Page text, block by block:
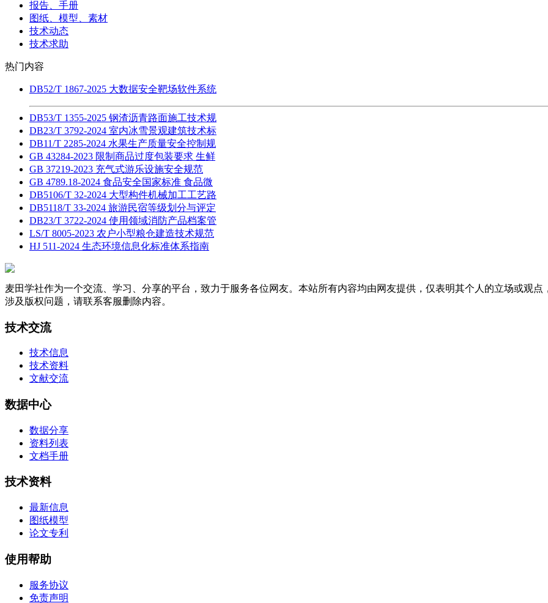
报告、手册
图纸、模型、素材
技术动态
技术求助
热门内容
DB52/T 1867-2025 大数据安全靶场软件系统
DB53/T 1355-2025 钢渣沥青路面施工技术规
DB23/T 3792-2024 室内冰雪景观建筑技术标
DB11/T 2285-2024 水果生产质量安全控制规
GB 43284-2023 限制商品过度包装要求 生鲜
GB 37219-2023 充气式游乐设施安全规范
GB 4789.18-2024 食品安全国家标准 食品微
DB5106/T 32-2024 大型构件机械加工工艺路
DB5118/T 33-2024 旅游民宿等级划分与评定
DB23/T 3722-2024 使用领域消防产品档案管
LS/T 8005-2023 农户小型粮仓建造技术规范
HJ 511-2024 生态环境信息化标准体系指南
麦田学社作为一个交流、学习、分享的平台，致力于服务各位网友。本站所有内容均由网友提供，仅表明其个人的立场或观
涉及版权问题，请联系客服删除内容。
技术交流
技术信息
技术资料
文献交流
数据中心
数据分享
资料列表
文档手册
技术资料
最新信息
图纸模型
论文专利
使用帮助
服务协议
免责声明